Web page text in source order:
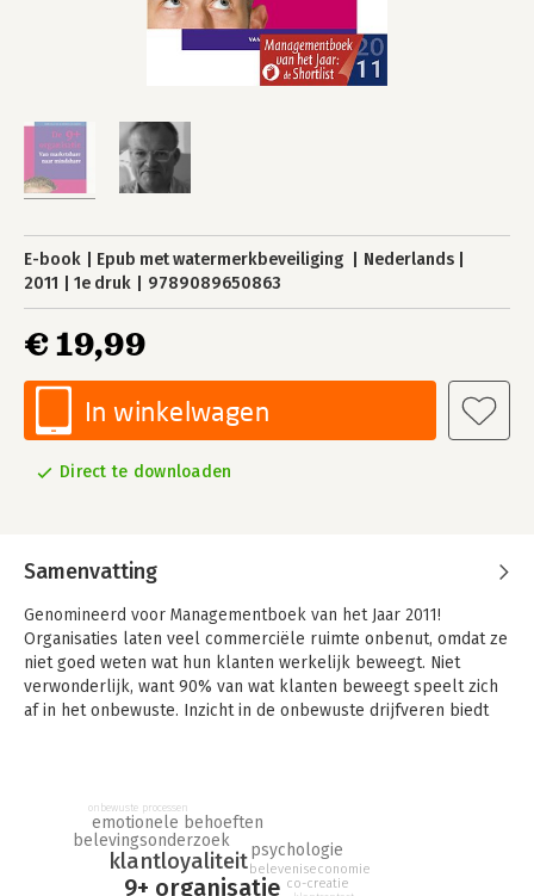
E-book Epub met watermerkbeveiliging
Nederlands
2011
1e druk 9789089650863
€ 19,99
In winkelwagen
Direct te downloaden
Samenvatting
Genomineerd voor Managementboek van het Jaar 2011!
Organisaties laten veel commerciële ruimte onbenut, omdat ze
niet goed weten wat hun klanten werkelijk beweegt. Niet
verwonderlijk, want 90% van wat klanten beweegt speelt zich
af in het onbewuste. Inzicht in de onbewuste drijfveren biedt
bovendien dé kans op een doorbraak in klanttevredenheid, die
nu nog vaak blijft steken rond de 7. Een misleidend cijfer, want
zo'n voldoende blijkt onvoldoende...
9+ organisatie
klantloyaliteit
belevingsonderzoek
emotionele behoeften
psychologie
beleveniseconomie
co-creatie
onbewuste processen